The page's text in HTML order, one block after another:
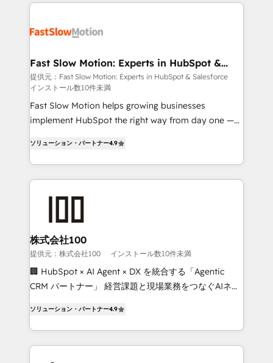
digitaweb.com
design, implement, and optimise HubSpot so it
services include: - Choosing the right HubSpot
package for your business - Full CRM, Marketing, and
Sales Hub implementations - Custom dashboards
and reporting - Workflow automation and data
clean-up - Sales enablement and team training -
Leeds and London, we partner with SMEs across the
UK who are ready to turn HubSpot into the growth
engine it’s meant to be.
Fast Slow Motion: Experts in HubSpot &
Salesforce
提供元：Fast Slow Motion: Experts in HubSpot & Salesforce
インストール数10件未満
Fast Slow Motion helps growing businesses
implement HubSpot the right way from day one —
Highly certified in both HubSpot and Salesforce, we
bring deep experience in CRM implementation,
integrations, and data migration across modern
combines strong technical execution with real
business perspective. Many of our consultants have
scaled businesses themselves, giving us a practical
understanding of what owners and operators need
as their systems, data, and processes evolve. Since
range of industries, including healthcare, software,
B2B services, manufacturing, financial services and
ソリューション・パートナー4.9
株式会社100
提供元：株式会社100 インストール数10件未満
🏢 HubSpot × AI Agent × DX を統合する「Agentic
CRM パートナー」 経営課題と現場業務をつなぐAIネイ
力で顧客フロント業務を再設計します。 💡 100inc は何
をする会社か？ HubSpotを共通基盤に、AIエージェン
トを組み込んだ顧客フロント業務（マーケティング・営
ソリューション・パートナー4.9